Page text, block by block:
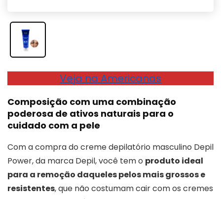
Veja na Americanas
Composição com uma combinação
poderosa de ativos naturais para o
cuidado com a pele
Com a compra do creme depilatório masculino Depil
Power, da marca Depil, você tem o produto ideal
para a remoção daqueles pelos mais grossos e
resistentes, que não costumam cair com os cremes